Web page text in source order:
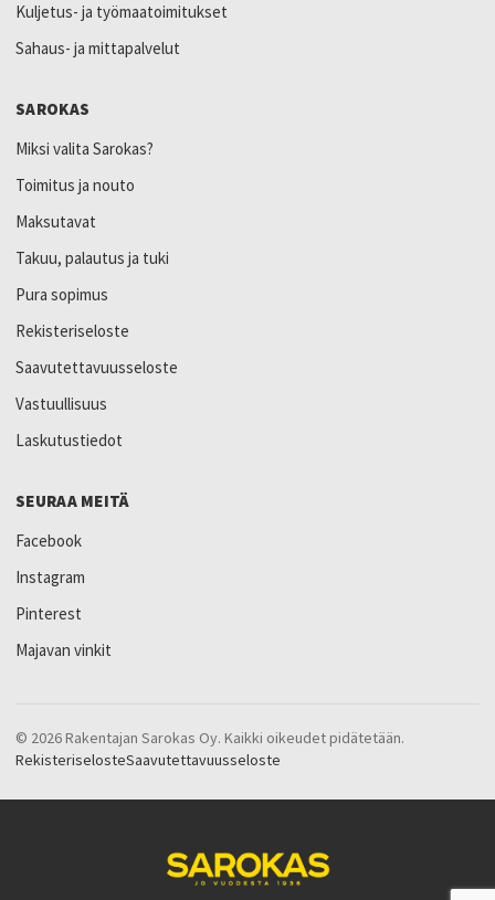
Kuljetus- ja työmaatoimitukset
Sahaus- ja mittapalvelut
SAROKAS
Miksi valita Sarokas?
Toimitus ja nouto
Maksutavat
Takuu, palautus ja tuki
Pura sopimus
Rekisteriseloste
Saavutettavuusseloste
Vastuullisuus
Laskutustiedot
SEURAA MEITÄ
Facebook
Instagram
Pinterest
Majavan vinkit
© 2026 Rakentajan Sarokas Oy. Kaikki oikeudet pidätetään.
RekisteriselosteSaavutettavuusseloste